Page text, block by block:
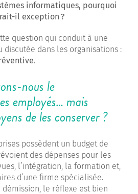
informatiques, pourquoi
il exception ?
question qui conduit à une
discutée dans les organisations :
.
nous le
employés… mais
de les conserver ?
possèdent un budget de
des dépenses pour les
l’intégration, la formation et,
d’une firme spécialisée.
le réflexe est bien